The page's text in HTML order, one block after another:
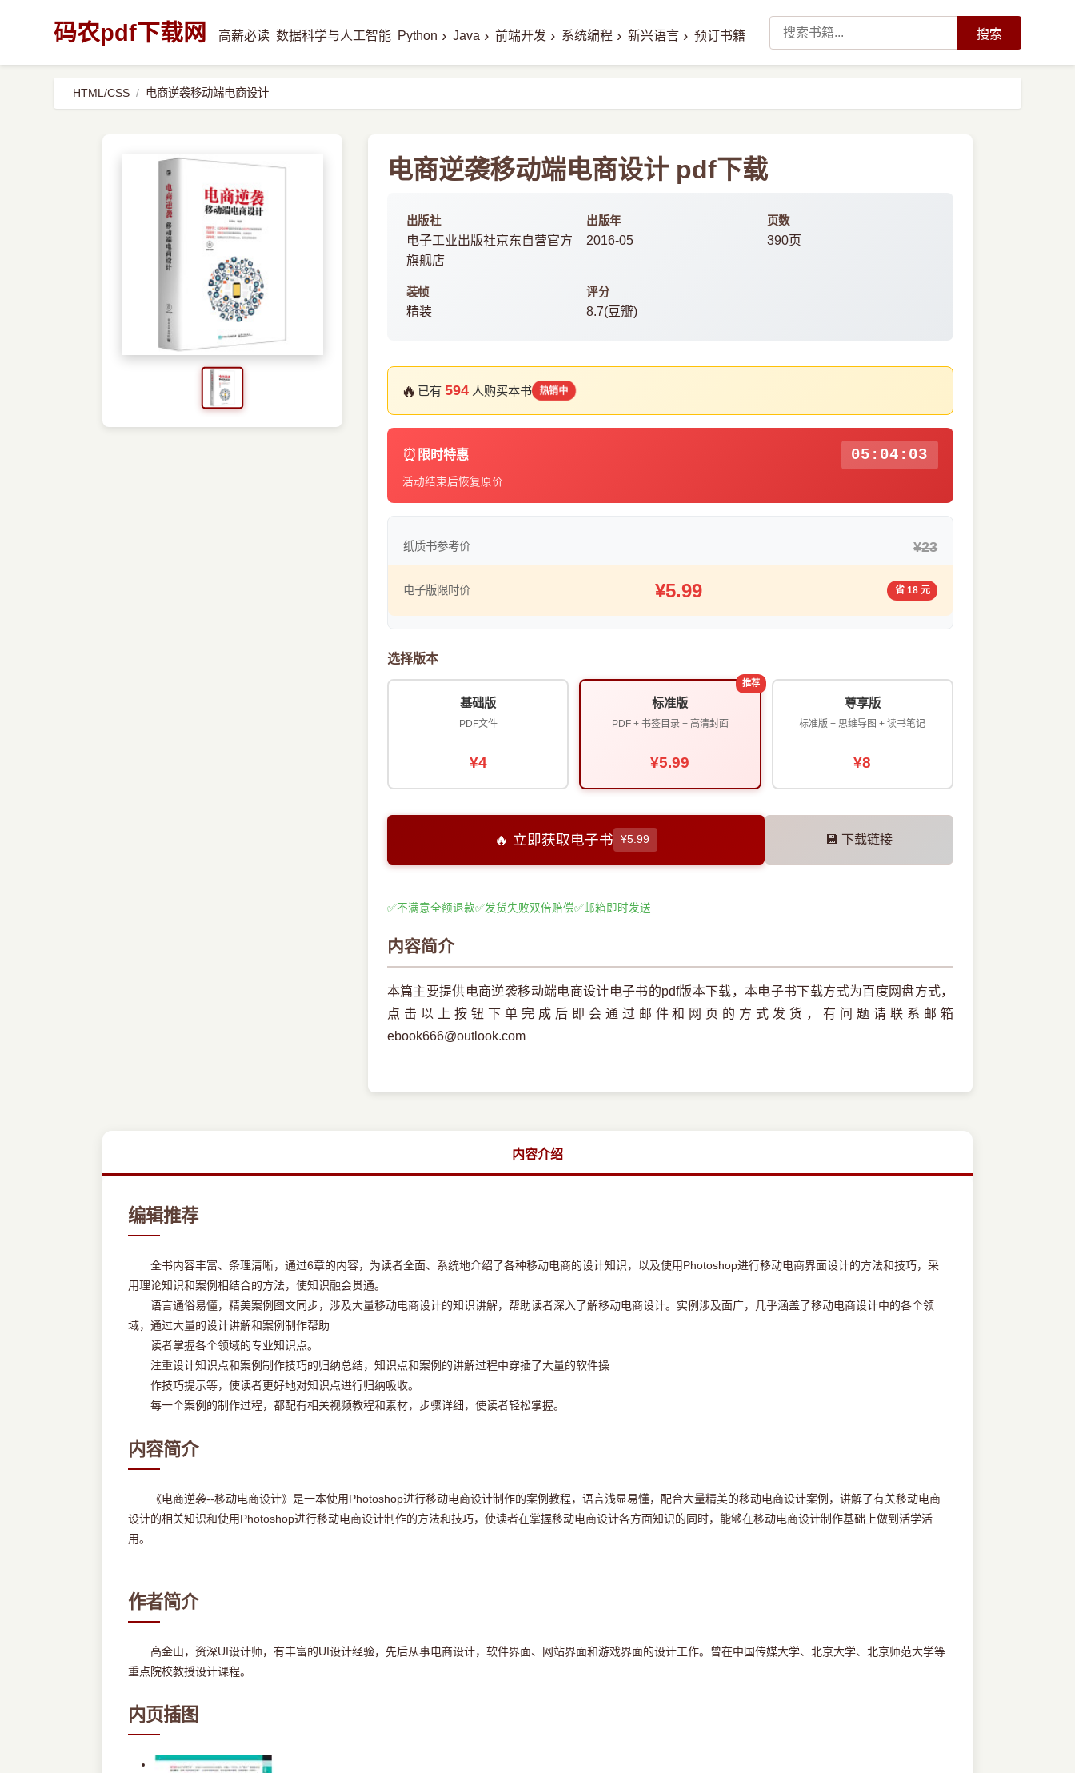
码农pdf下载网 高薪必读 数据科学与人工智能 Python › Java › 前端开发 › 系统编程 › 新兴语言 › 预订书籍 搜索
HTML/CSS 电商逆袭移动端电商设计
电商逆袭移动端电商设计 pdf下载
出版社
电子工业出版社京东自营官方
旗舰店
出版年
2016-05
页数
390页
装帧
精装
评分
8.7(豆瓣)
🔥 已有 594人购买本书 热销中
⏰ 限时特惠 05:04:02
活动结束后恢复原价
纸质书参考价 ¥23
电子版限时价 ¥5.99 省 18 元
选择版本
基础版
PDF文件
¥4
推荐
标准版
PDF + 书签目录 + 高清封面
¥5.99
尊享版
标准版 + 思维导图 + 读书笔记
¥8
🔥 立即获取电子书 ¥5.99 💾 下载链接
✅不满意全额退款✅发货失败双倍赔偿✅邮箱即时发送
内容简介
本篇主要提供电商逆袭移动端电商设计电子书的pdf版本下载，本电子书下载方式为百度网盘方式，
点击以上按钮下单完成后即会通过邮件和网页的方式发货，有问题请联系邮箱
ebook666@outlook.com
内容介绍
编辑推荐
全书内容丰富、条理清晰，通过6章的内容，为读者全面、系统地介绍了各种移动电商的设计知识，以及使用Photoshop进行移动电商界面设计的方法和技巧，采
用理论知识和案例相结合的方法，使知识融会贯通。
语言通俗易懂，精美案例图文同步，涉及大量移动电商设计的知识讲解，帮助读者深入了解移动电商设计。实例涉及面广，几乎涵盖了移动电商设计中的各个领
域，通过大量的设计讲解和案例制作帮助
读者掌握各个领域的专业知识点。
注重设计知识点和案例制作技巧的归纳总结，知识点和案例的讲解过程中穿插了大量的软件操
作技巧提示等，使读者更好地对知识点进行归纳吸收。
每一个案例的制作过程，都配有相关视频教程和素材，步骤详细，使读者轻松掌握。
内容简介
《电商逆袭--移动电商设计》是一本使用Photoshop进行移动电商设计制作的案例教程，语言浅显易懂，配合大量精美的移动电商设计案例，讲解了有关移动电商
设计的相关知识和使用Photoshop进行移动电商设计制作的方法和技巧，使读者在掌握移动电商设计各方面知识的同时，能够在移动电商设计制作基础上做到活学活
用。
作者简介
高金山，资深UI设计师，有丰富的UI设计经验，先后从事电商设计，软件界面、网站界面和游戏界面的设计工作。曾在中国传媒大学、北京大学、北京师范大学等
重点院校教授设计课程。
内页插图